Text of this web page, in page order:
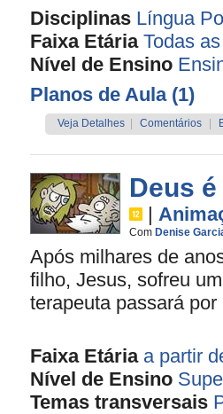
Disciplinas Língua
Faixa Etária Todas
Nível de Ensino
Planos de Aula (1)
Veja Detalhes Comentários
Deus
|
Com Denise
Após milhares de
filho, Jesus, sofreu
terapeuta passará
Faixa Etária a partir
Nível de Ensino
Temas transversais